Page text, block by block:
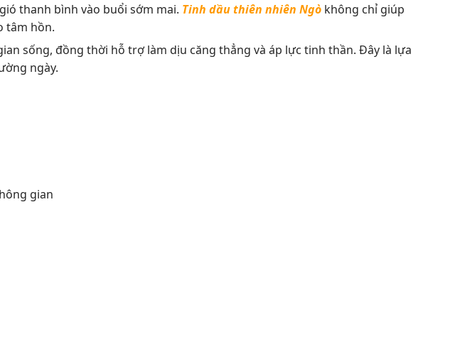
thanh bình vào buổi sớm mai. Tinh dầu thiên nhiên Ngòkhông chỉ giúp
tâm hồn.
sống, đồng thời hỗ trợ làm dịu căng thẳng và áp lực tinh thần. Đây là lựa
ngày.
gian